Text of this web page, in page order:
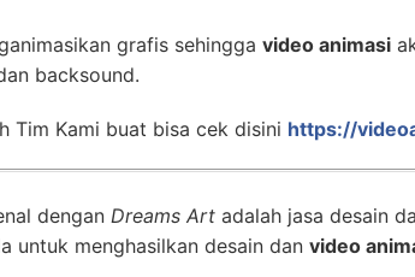
grafis sehingga video animasi
backsound.
Tim Kami buat bisa cek disini https://
dengan Dreams Art adalah jasa desain
untuk menghasilkan desain dan video